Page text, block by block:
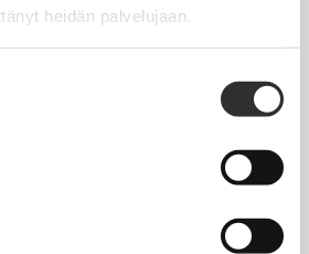
heidän palvelujaan.
sekä muut työ- ja